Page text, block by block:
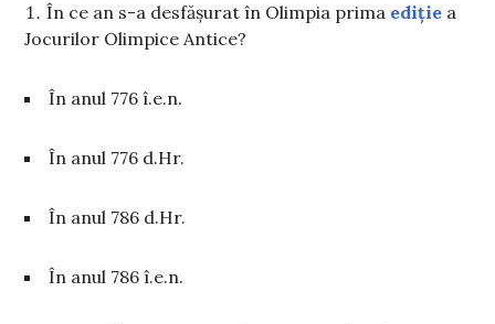
În ce an s-a desfășurat în Olimpia prima ediție a
Jocurilor Olimpice Antice?
În anul 776 î.e.n.
În anul 776 d.Hr.
În anul 786 d.Hr.
În anul 786 î.e.n.